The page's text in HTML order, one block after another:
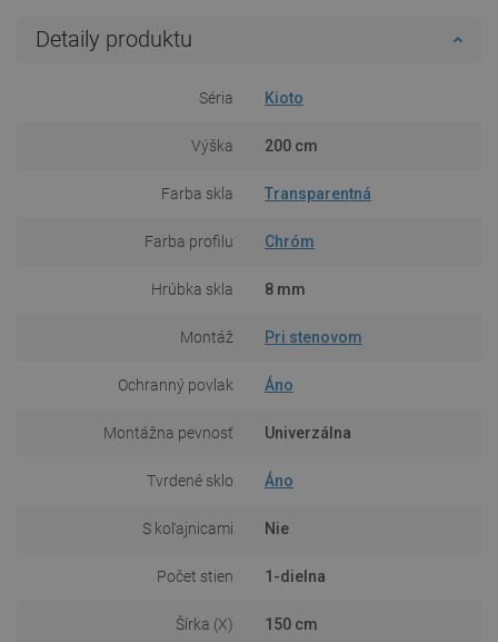
Detaily produktu
Séria Kioto
Výška 200 cm
Farba skla Transparentná
Farba profilu Chróm
Hrúbka skla 8 mm
Montáž Pri stenovom
Ochranný povlak Áno
Montážna pevnosť Univerzálna
Tvrdené sklo Áno
S koľajnicami Nie
Počet stien 1-dielna
Šírka (X) 150 cm